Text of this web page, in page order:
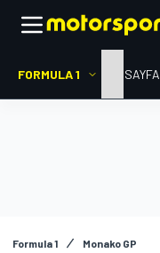
FORMULA 1 ANA SAYFA
Formula 1 Monako GP